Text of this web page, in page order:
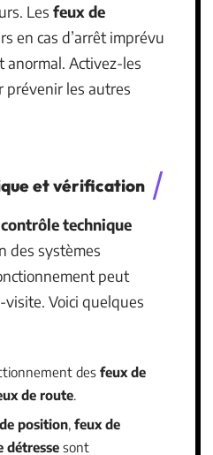
Les feux de
en cas d’arrêt imprévu
anormal. Activez-les
prévenir les autres
et vérification
contrôle technique
des systèmes
peut
Voici quelques
des feux de
de route
position, feux de
détresse sont